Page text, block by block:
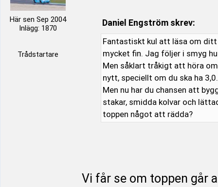
Här sen Sep 2004
Inlägg: 1870
Trådstartare
Daniel Engström skrev:
Fantastiskt kul att läsa om ditt
mycket fin. Jag följer i smyg
Men såklart tråkigt att höra
nytt, speciellt om du ska ha 3,0.
Men nu har du chansen att
stakar, smidda kolvar och
toppen något att rädda?
Vi får se om toppen går